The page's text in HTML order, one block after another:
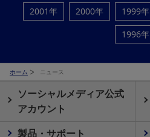
2001年
2000年 1999年
1996年
ホーム ニュース
ソーシャルメディア公式
アカウント
製品・サポート